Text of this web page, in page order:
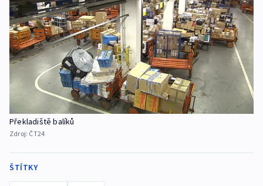
Překladiště balíků
Zdroj: ČT24
ŠTÍTKY